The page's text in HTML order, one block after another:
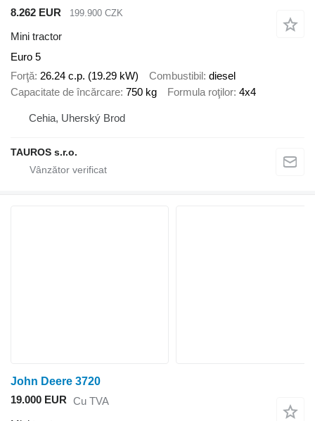
8.262 EUR 199.900 CZK
Mini tractor
Euro 5
Forţă 26.24 c.p. (19.29 kW) Combustibil diesel
Capacitate de încărcare 750 kg Formula roţilor 4x4
Cehia, Uherský Brod
TAUROS s.r.o.
John Deere 3720
19.000 EUR Cu TVA